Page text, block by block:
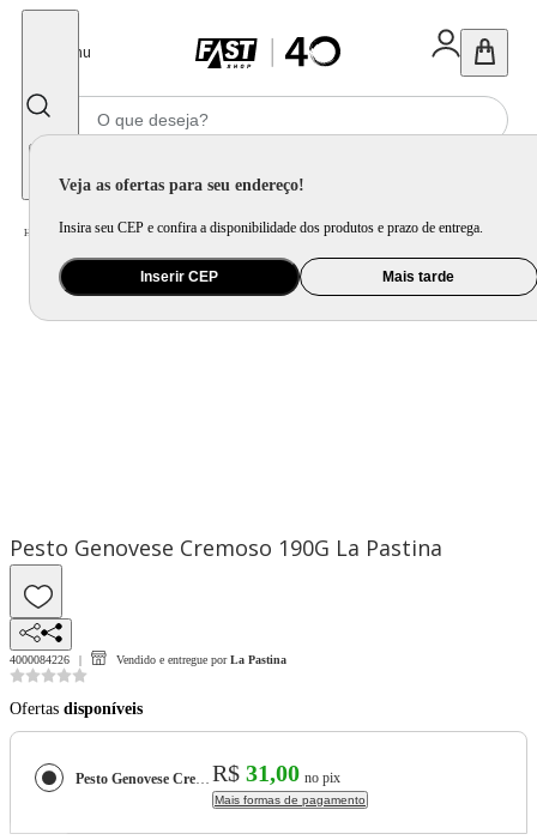
Menu
Veja as ofertas para seu endereço!
Insira seu CEP e confira a disponibilidade dos produtos e prazo de entrega.
Inserir CEP Mais tarde
Home Mercado / Alimentos / Condimento, Tempero e Especiaria
Pesto Genovese Cremoso 190G La Pastina
4000084226 Vendido e entregue por La Pastina
Ofertas disponíveis
Pesto Genovese Cremoso 190G La Pastina R$ 31,00 no pix
Mais formas de pagamento